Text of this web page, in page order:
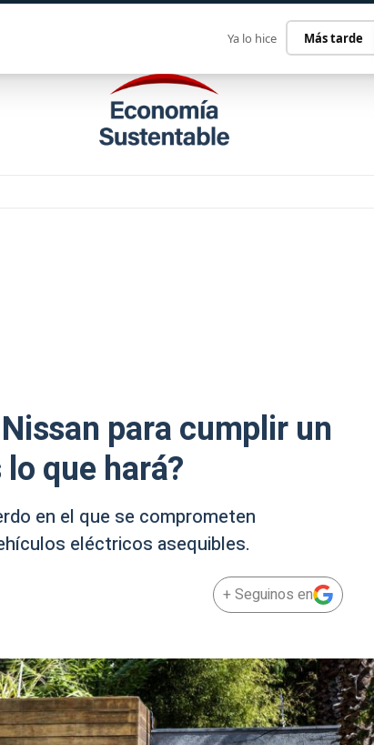
CONTACTO
para cumplir un
que hará?
en el que se comprometen
eléctricos asequibles.
+ Seguinos en
Ya lo hice Más tarde